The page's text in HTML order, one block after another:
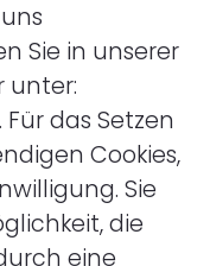
Sie in unserer
unter:
. Für das Setzen
Cookies,
Sie
die
eine